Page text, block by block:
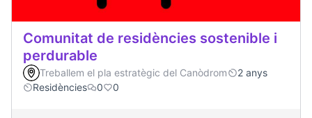
Comunitat de residències sostenible i
perdurable
Treballem el pla estratègic del Canòdrom
2 anys
Residències
0 0